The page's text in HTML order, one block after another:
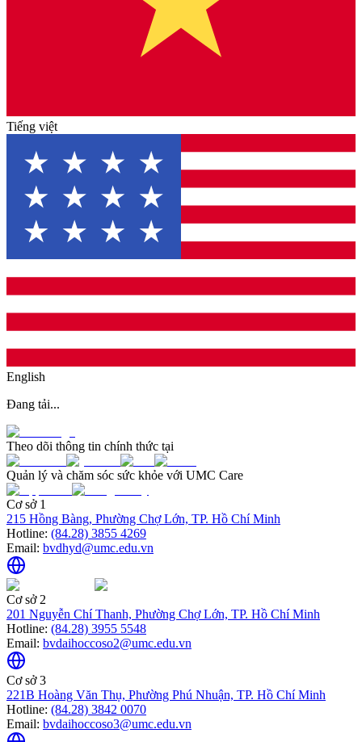
Tiếng việt
English
Đang tải...
Theo dõi thông tin chính thức tại
Quản lý và chăm sóc sức khỏe với UMC Care
Cơ sở 1
215 Hồng Bàng, Phường Chợ Lớn, TP. Hồ Chí Minh
Hotline: (84.28) 3855 4269
Email: bvdhyd@umc.edu.vn
Cơ sở 2
201 Nguyễn Chí Thanh, Phường Chợ Lớn, TP. Hồ Chí Minh
Hotline: (84.28) 3955 5548
Email: bvdaihoccoso2@umc.edu.vn
Cơ sở 3
221B Hoàng Văn Thụ, Phường Phú Nhuận, TP. Hồ Chí Minh
Hotline: (84.28) 3842 0070
Email: bvdaihoccoso3@umc.edu.vn